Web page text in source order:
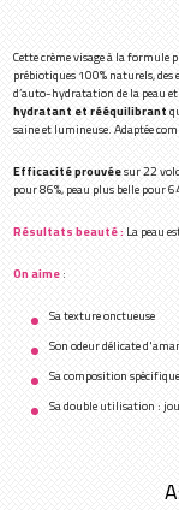
Cette crème visage à la formule
prébiotiques 100% naturels,
d’auto-hydratation de la peau et
hydratant et rééquilibrant
saine et lumineuse. Adaptée
Efficacité prouvéesur 22
pour 86%, peau plus belle pour
Résultats beauté :La peau
On aime:
Sa texture onctueuse
Son odeur délicate
Sa composition
Sa double utilisation :